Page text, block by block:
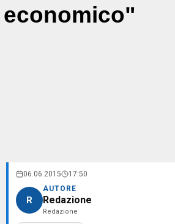
economico"
06.06.2015 17:50
R
AUTORE
Redazione
Redazione